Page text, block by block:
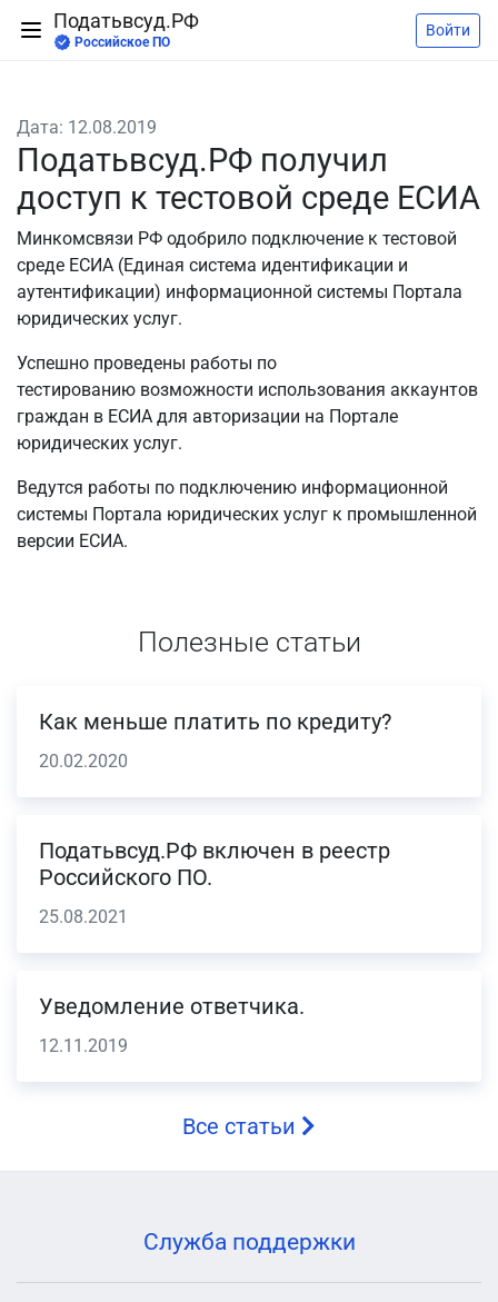
Податьвсуд.РФ
Российское ПО
Войти
Дата: 12.08.2019
Податьвсуд.РФ получил
доступ к тестовой среде ЕСИА
Минкомсвязи РФ одобрило подключение к тестовой
среде ЕСИА (Единая система идентификации и
аутентификации) информационной системы Портала
юридических услуг.
Успешно проведены работы по
тестированию возможности использования аккаунтов
граждан в ЕСИА для авторизации на Портале
юридических услуг.
Ведутся работы по подключению информационной
системы Портала юридических услуг к промышленной
версии ЕСИА.
Полезные статьи
Как меньше платить по кредиту?
20.02.2020
Податьвсуд.РФ включен в реестр
Российского ПО.
25.08.2021
Уведомление ответчика.
12.11.2019
Все статьи
Служба поддержки